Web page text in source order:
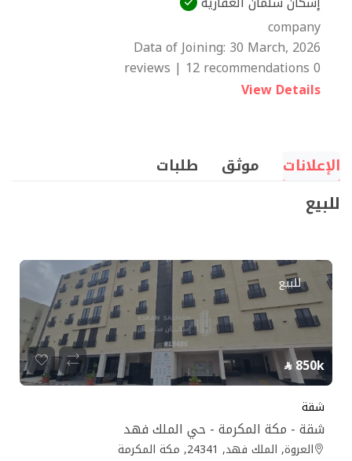
company
Data of Joining: 30 March, 2026
0 reviews | 12 recommendations
View Details
الإعلانات موثق طلبات
للبيع
للبيع
850k
شقة
شقة - مكة المكرمة - حي الملك فهد
العروة, الملك فهد, 24341, مكة المكرمة